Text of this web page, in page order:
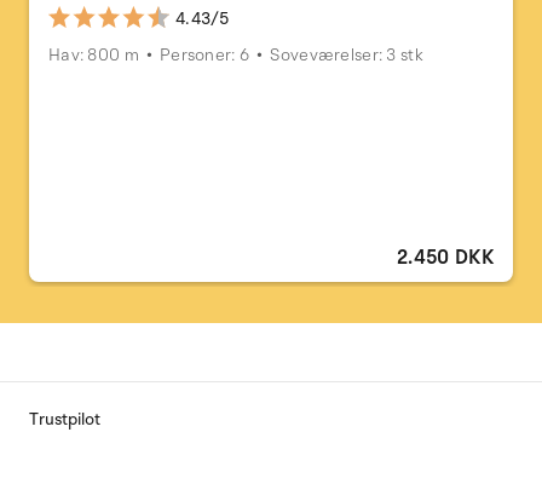
4.43/5
Hav: 800 m
Personer: 6 Soveværelser: 3 stk
2.450 DKK
Trustpilot